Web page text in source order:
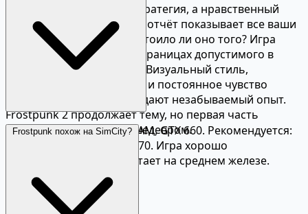
Frostpunk — не просто стратегия, а нравственный
эксперимент. Финальный отчёт показывает все ваши
решения и спрашивает: стоило ли оно того? Игра
заставляет задуматься о границах допустимого в
экстремальных условиях. Визуальный стиль,
саундтрек Петра Мусиала и постоянное чувство
нарастающей угрозы создают незабываемый опыт.
Frostpunk 2 продолжает тему, но первая часть
остаётся законченным шедевром.
Минимум: i3-2100, 4 ГБ RAM, GTX 660. Рекомендуется:
i5-2500K, 8 ГБ RAM, GTX 970. Игра хорошо
оптимизирована и работает на среднем железе.
Frostpunk похож на SimCity?